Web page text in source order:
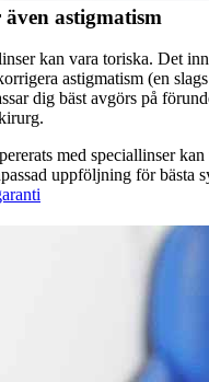
astigmatism
kan vara toriska. Det
astigmatism (en
dig bäst avgörs på
med speciallinser
uppföljning för bästa